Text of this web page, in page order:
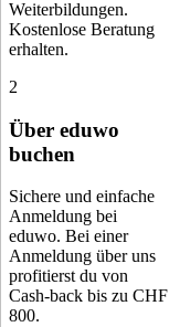
Weiterbildungen.
Kostenlose Beratung
erhalten.
2
Über eduwo
buchen
Sichere und einfache
Anmeldung bei
eduwo. Bei einer
Anmeldung über uns
profitierst du von
Cash-back bis zu CHF
800.